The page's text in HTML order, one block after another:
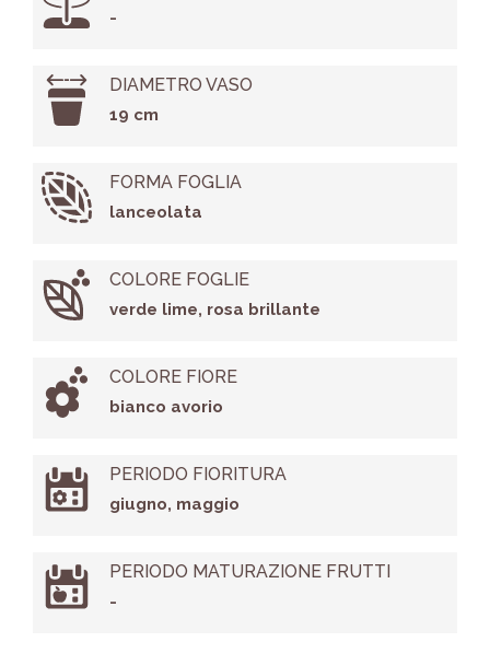
-
DIAMETRO VASO
19 cm
FORMA FOGLIA
lanceolata
COLORE FOGLIE
verde lime, rosa brillante
COLORE FIORE
bianco avorio
PERIODO FIORITURA
giugno, maggio
PERIODO MATURAZIONE FRUTTI
-